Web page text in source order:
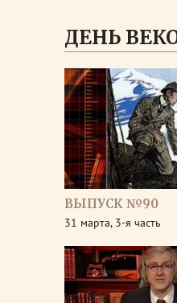
ДЕНЬ
ВЫПУСК №90
31 марта, 3-я часть